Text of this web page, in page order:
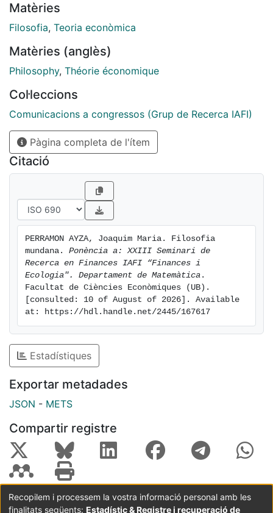
extraordinary influence of philosophy, in particular
ethics, on economic thought throughout history.
Matèries
Filosofia, Teoria econòmica
Matèries (anglès)
Philosophy, Théorie économique
Col·leccions
Comunicacions a congressos (Grup de Recerca IAFI)
Pàgina completa de l'ítem
Citació
PERRAMON AYZA, Joaquim Maria. Filosofia
mundana. Ponència a: XXIII Seminari de
Recerca en Finances IAFI “Finances i
Ecologia". Departament de Matemàtica .
Facultat de Ciències Econòmiques (UB).
[consulted: 10 of August of 2026]. Available
at: https://hdl.handle.net/2445/167617
Estadístiques
Exportar metadades
JSON - METS
Compartir registre
Coordinació:CRAI UB Avís legal Metadades
Recopilem i processem la vostra informació personal amb les
finalitats següents: Estadístic & Registre i recuperació de